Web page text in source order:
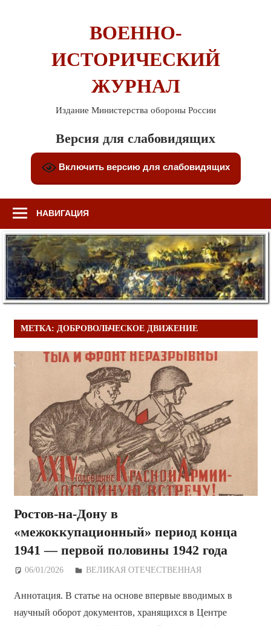
ВОЕННО-
ИСТОРИЧЕСКИЙ
ЖУРНАЛ
Издание Министерства обороны России
Версия для слабовидящих
Включить версию для слабовидящих
НАВИГАЦИЯ
МЕТКА: ДОБРОВОЛЬЧЕСКОЕ ДВИЖЕНИЕ
Ростов-на-Дону в
«межоккупационный» период конца
1941 — первой половины 1942 года
06/01/2026 Дежурный по Редакции
ВЕЛИКАЯ ОТЕЧЕСТВЕННАЯ
Аннотация. В статье на основе впервые вводимых в
научный оборот документов, хранящихся в Центре